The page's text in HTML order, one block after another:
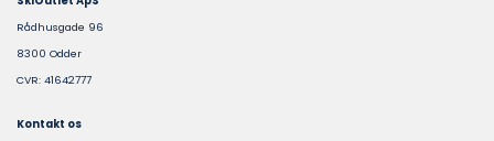
Rådhusgade 96
8300 Odder
CVR: 41642777
Kontakt os